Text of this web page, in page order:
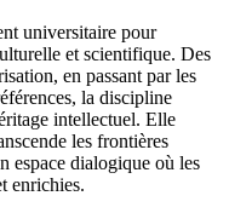
universitaire pour
et scientifique. Des
en passant par les
la discipline
intellectuel. Elle
les frontières
espace dialogique où les
enrichies.